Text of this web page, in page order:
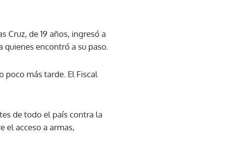
Cruz, de 19 años, ingresó a
encontró a su paso.
más tarde. El Fiscal
de todo el país contra la
el acceso a armas,